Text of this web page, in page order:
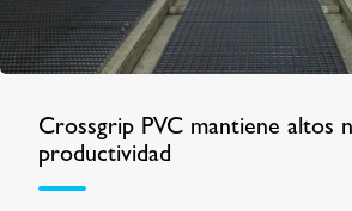
Crossgrip PVC mantiene altos
productividad